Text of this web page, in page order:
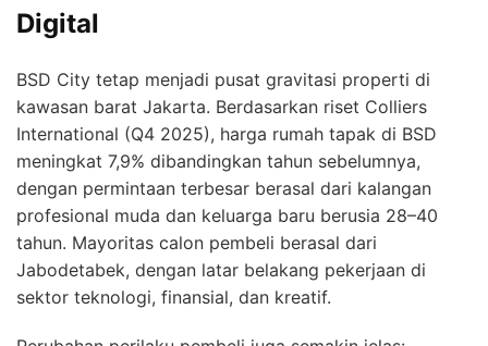
Digital
BSD City tetap menjadi pusat gravitasi properti di
kawasan barat Jakarta. Berdasarkan riset Colliers
International (Q4 2025), harga rumah tapak di BSD
meningkat 7,9% dibandingkan tahun sebelumnya,
dengan permintaan terbesar berasal dari kalangan
profesional muda dan keluarga baru berusia 28–40
tahun. Mayoritas calon pembeli berasal dari
Jabodetabek, dengan latar belakang pekerjaan di
sektor teknologi, finansial, dan kreatif.